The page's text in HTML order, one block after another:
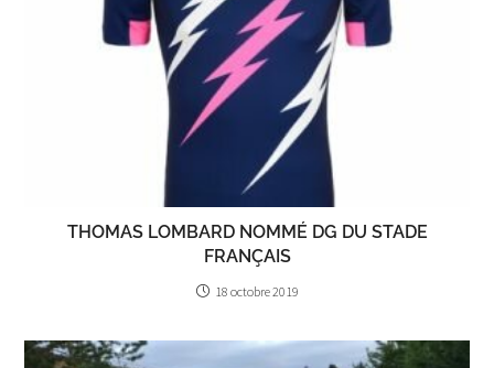
THOMAS LOMBARD NOMMÉ DG DU STADE
FRANÇAIS
18 octobre 2019